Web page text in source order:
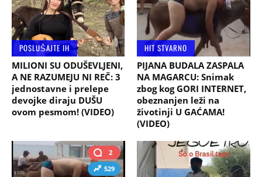
POSLUŠAJTE IH
MILIONI SU ODUŠEVLJENI,
A NE RAZUMEJU NI REČ: 3
jednostavne i prelepe
devojke diraju DUŠU
ovom pesmom! (VIDEO)
HIT STVARNO
PIJANA BUDALA ZASPALA
NA MAGARCU: Snimak
zbog kog GORI INTERNET,
obeznanjen leži na
životinji U GAĆAMA!
(VIDEO)
2
529